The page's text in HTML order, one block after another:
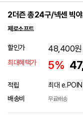
2더즌 총24구/넥센 빅
제로소프트
할인가 48,400원
최대혜택가
5%
적립 최대
배송비
무료배송